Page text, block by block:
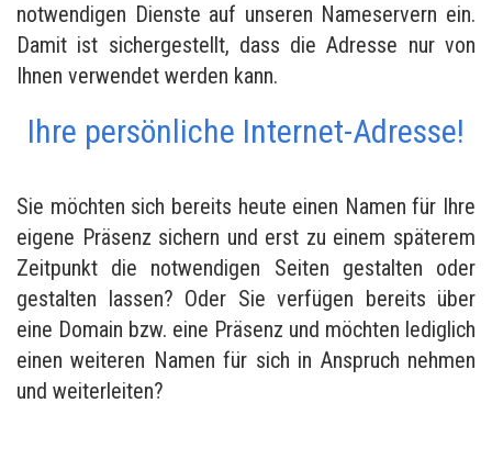
notwendigen Dienste auf unseren Nameservern ein.
Damit ist sichergestellt, dass die Adresse nur von
Ihnen verwendet werden kann.
Ihre persönliche Internet-Adresse!
Sie möchten sich bereits heute einen Namen für Ihre
eigene Präsenz sichern und erst zu einem späterem
Zeitpunkt die notwendigen Seiten gestalten oder
gestalten lassen? Oder Sie verfügen bereits über
eine Domain bzw. eine Präsenz und möchten lediglich
einen weiteren Namen für sich in Anspruch nehmen
und weiterleiten?